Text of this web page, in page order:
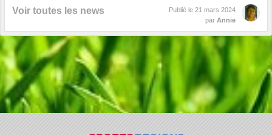
Voir toutes les news Publié le 21 mars 2024
par Annie